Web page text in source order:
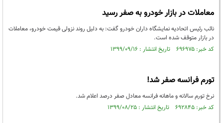
معاملات در بازار خودرو به صفر رسید
نائب رئیس اتحادیه نمایشگاه داران خودرو گفت:‌ به دلیل روند نزولی قیمت خودرو، معاملات
در بازار متوقف شده است.
کد خبر: ۶۹۶۹۷۵ تاریخ انتشار : ۱۳۹۹/۰۹/۱۶
تورم فرانسه صفر شد!
نرخ تورم سالانه و ماهانه فرانسه معادل صفر درصد اعلام شد.
کد خبر: ۶۹۲۸۴۵ تاریخ انتشار : ۱۳۹۹/۰۸/۲۵